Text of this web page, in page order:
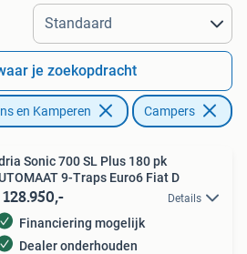
afstanden…
je zoekopdracht
en Kamperen Campers
Sonic 700 SL Plus 180 pk
9-Traps Euro6 Fiat D
Details
Financiering mogelijk
Dealer onderhouden